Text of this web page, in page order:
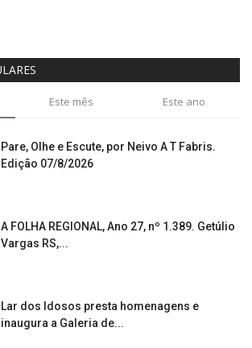
Este mês Este ano
Pare, Olhe e Escute, por Neivo A T Fabris.
Edição 07/8/2026
A FOLHA REGIONAL, Ano 27, nº 1.389. Getúlio
Vargas RS,...
Lar dos Idosos presta homenagens e
inaugura a Galeria de...